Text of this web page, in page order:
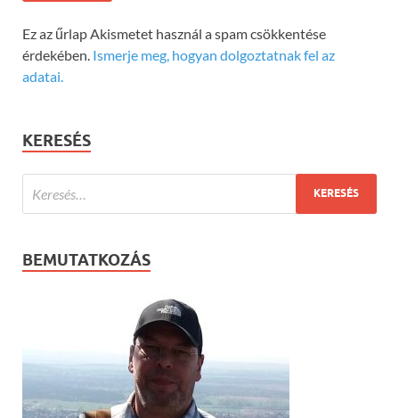
Ez az űrlap Akismetet használ a spam csökkentése
érdekében. Ismerje meg, hogyan dolgoztatnak fel az
adatai.
KERESÉS
BEMUTATKOZÁS